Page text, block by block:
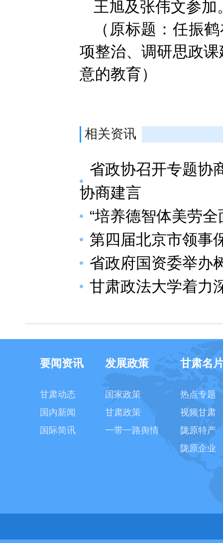
王旭及张伟文参加
（原标题：任振
项整治、调研思政
意的教育）
相关资讯
省政协召开专题协
协商建言
“培养德智体美劳
第四届北京市领事
省政府国资委举办
甘肃政法大学着力
要闻资讯
甘肃动态
国内新闻
国际简讯
发展政策
国家政策
甘肃政策
一带一路舆情
甘肃名
热点专题
视频甘肃
陇原特产
陇原企业